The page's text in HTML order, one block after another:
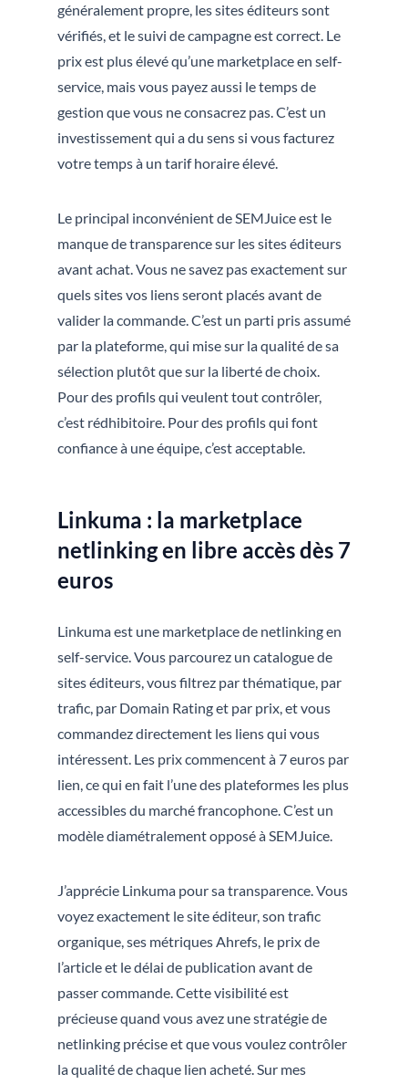
généralement propre, les sites éditeurs sont
vérifiés, et le suivi de campagne est correct. Le
prix est plus élevé qu’une marketplace en self-
service, mais vous payez aussi le temps de
gestion que vous ne consacrez pas. C’est un
investissement qui a du sens si vous facturez
votre temps à un tarif horaire élevé.
Le principal inconvénient de SEMJuice est le
manque de transparence sur les sites éditeurs
avant achat. Vous ne savez pas exactement sur
quels sites vos liens seront placés avant de
valider la commande. C’est un parti pris assumé
par la plateforme, qui mise sur la qualité de sa
sélection plutôt que sur la liberté de choix.
Pour des profils qui veulent tout contrôler,
c’est rédhibitoire. Pour des profils qui font
confiance à une équipe, c’est acceptable.
Linkuma : la marketplace
netlinking en libre accès dès 7
euros
Linkuma est une marketplace de netlinking en
self-service. Vous parcourez un catalogue de
sites éditeurs, vous filtrez par thématique, par
trafic, par Domain Rating et par prix, et vous
commandez directement les liens qui vous
intéressent. Les prix commencent à 7 euros par
lien, ce qui en fait l’une des plateformes les plus
accessibles du marché francophone. C’est un
modèle diamétralement opposé à SEMJuice.
J’apprécie Linkuma pour sa transparence. Vous
voyez exactement le site éditeur, son trafic
organique, ses métriques Ahrefs, le prix de
l’article et le délai de publication avant de
passer commande. Cette visibilité est
précieuse quand vous avez une stratégie de
netlinking précise et que vous voulez contrôler
la qualité de chaque lien acheté. Sur mes